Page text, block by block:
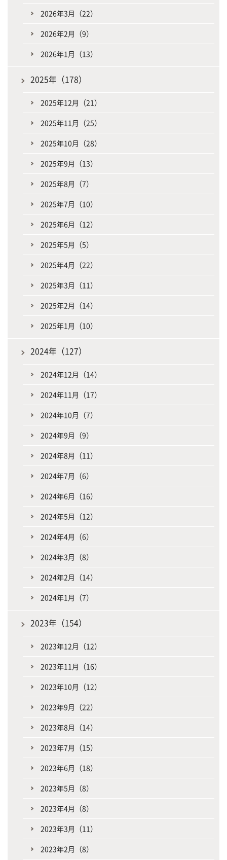
2026年3月（22）
2026年2月（9）
2026年1月（13）
2025年（178）
2025年12月（21）
2025年11月（25）
2025年10月（28）
2025年9月（13）
2025年8月（7）
2025年7月（10）
2025年6月（12）
2025年5月（5）
2025年4月（22）
2025年3月（11）
2025年2月（14）
2025年1月（10）
2024年（127）
2024年12月（14）
2024年11月（17）
2024年10月（7）
2024年9月（9）
2024年8月（11）
2024年7月（6）
2024年6月（16）
2024年5月（12）
2024年4月（6）
2024年3月（8）
2024年2月（14）
2024年1月（7）
2023年（154）
2023年12月（12）
2023年11月（16）
2023年10月（12）
2023年9月（22）
2023年8月（14）
2023年7月（15）
2023年6月（18）
2023年5月（8）
2023年4月（8）
2023年3月（11）
2023年2月（8）